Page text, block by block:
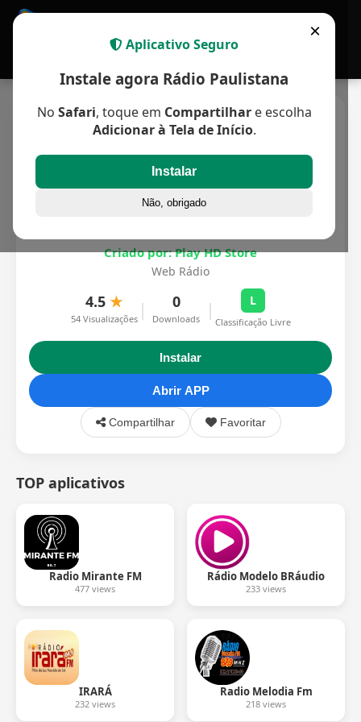
Criado por: Play HD Store
Web Rádio
4.5 ★
54 Visualizações | 0
Downloads | L
Classificação Livre
Instalar
Abrir APP
Compartilhar Favoritar
TOP aplicativos
Radio Mirante FM
477 views
Rádio Modelo BRáudio
233 views
IRARÁ
232 views
Radio Melodia Fm
218 views
×
Aplicativo Seguro
Instale agora Rádio Paulistana
No Safari, toque em Compartilhare escolha
Adicionar à Tela de Início.
Instalar
Não, obrigado